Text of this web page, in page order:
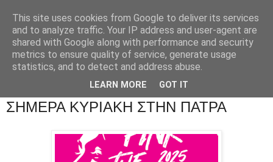
ΣΗΜΕΡΑ ΚΥΡΙΑΚΗ ΣΤΗΝ ΠΑΤΡΑ
This site uses cookies from Google to deliver its services
and to analyze traffic. Your IP address and user-agent are
shared with Google along with performance and security
metrics to ensure quality of service, generate usage
statistics, and to detect and address abuse.
LEARN MORE GOT IT